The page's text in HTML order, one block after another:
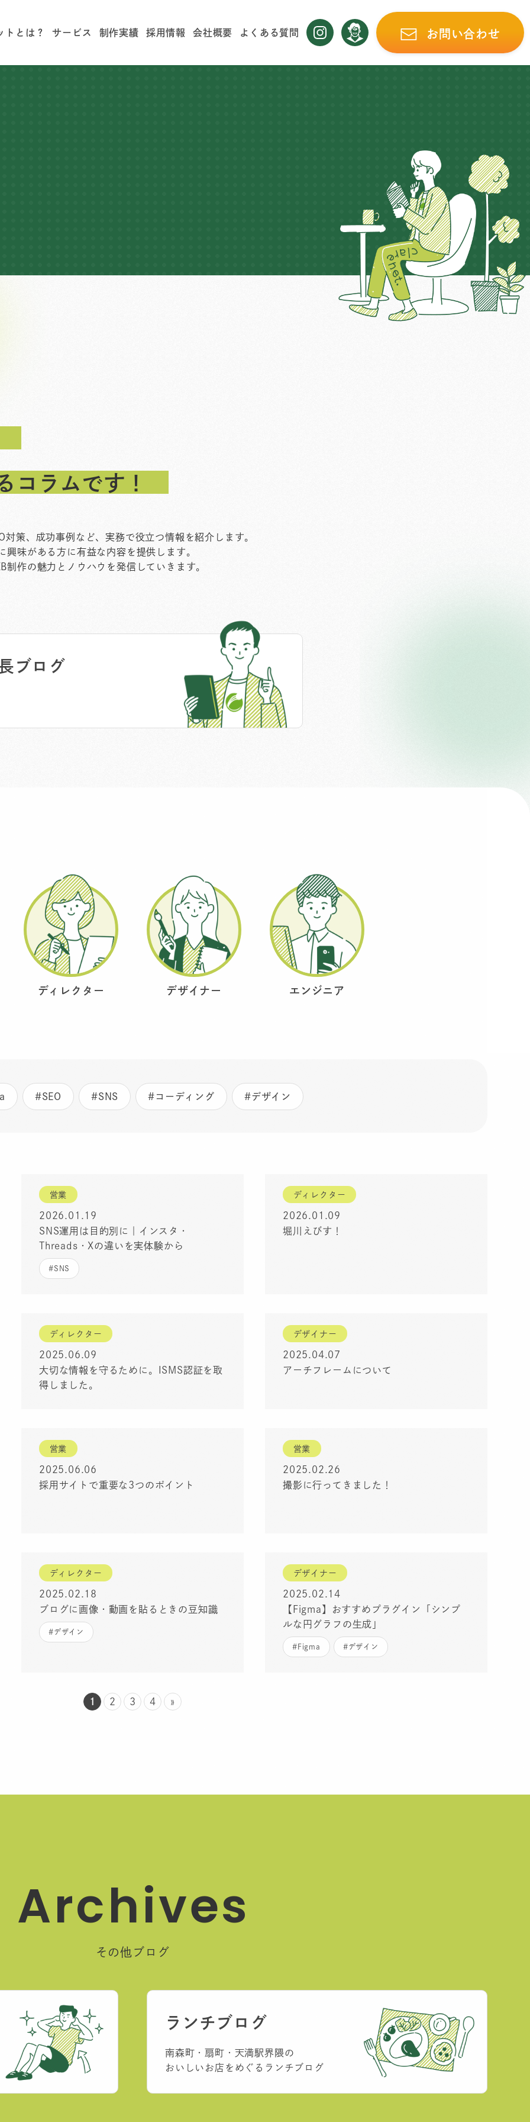
トとは？ サービス 制作実績 採用情報 会社概要 よくある質問 お問い合わせ
コラムです！
策、成功事例など、実務で役立つ情報を紹介します。
味がある方に有益な内容を提供します。
作の魅力とノウハウを発信していきます。
ブログ
ディレクター デザイナー エンジニア
#SEO #SNS #コーディング #デザイン
営業
2026.01.19
SNS運用は目的別に｜インスタ・
Threads・Xの違いを実体験から
#SNS
ディレクター
2026.01.09
堀川えびす！
ディレクター
2025.06.09
大切な情報を守るために。ISMS認証を取
得しました。
デザイナー
2025.04.07
アーチフレームについて
営業
2025.06.06
採用サイトで重要な3つのポイント
営業
2025.02.26
撮影に行ってきました！
ディレクター
2025.02.18
ブログに画像・動画を貼るときの豆知識
#デザイン
デザイナー
2025.02.14
【Figma】おすすめプラグイン「シンプ
ルな円グラフの生成」
#Figma #デザイン
1 2 3 4 »
Archives
その他ブログ
ランチブログ
南森町・扇町・天満駅界隈の
おいしいお店をめぐるランチブログ